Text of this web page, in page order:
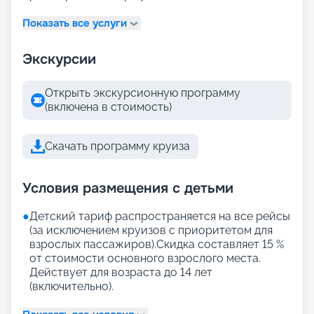
Показать все услуги
Экскурсии
Открыть экскурсионную программу
(включена в стоимость)
Скачать программу круиза
Условия размещения с детьми
●Детский тариф распространяется на все рейсы
(за исключением круизов с приоритетом для
взрослых пассажиров).Скидка составляет 15 %
от стоимости основного взрослого места.
Действует для возраста до 14 лет
(включительно).